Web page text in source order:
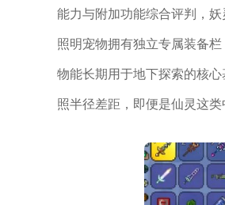
能力与附加功能综合评判，
照明宠物拥有独立专属装备
物能长期用于地下探索的核
照半径差距，即便是仙灵这